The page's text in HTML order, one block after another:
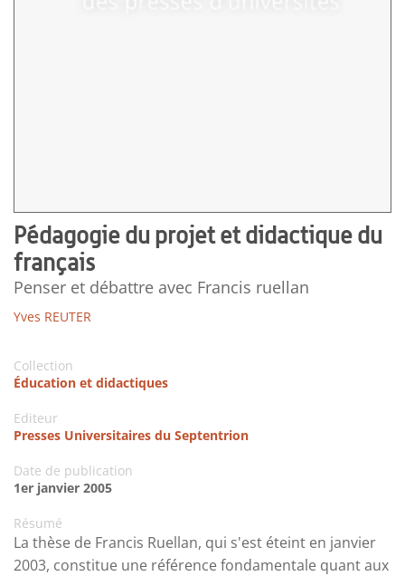
Pédagogie du projet et didactique du
français
Penser et débattre avec Francis ruellan
Yves REUTER
Collection
Éducation et didactiques
Editeur
Presses Universitaires du Septentrion
Date de publication
1er janvier 2005
Résumé
La thèse de Francis Ruellan, qui s'est éteint en janvier
2003, constitue une référence fondamentale quant aux